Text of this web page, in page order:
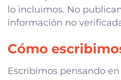
lo incluimos. No
información no
Cómo
Escribimos pensando